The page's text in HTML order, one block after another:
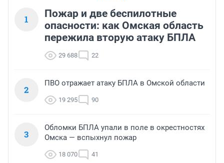
1
Пожар и две беспилотные
опасности: как Омская область
пережила вторую атаку БПЛА
29 688 22
2
ПВО отражает атаку БПЛА в Омской области
19 295 90
3
Обломки БПЛА упали в поле в окрестностях
Омска — вспыхнул пожар
18 070 41